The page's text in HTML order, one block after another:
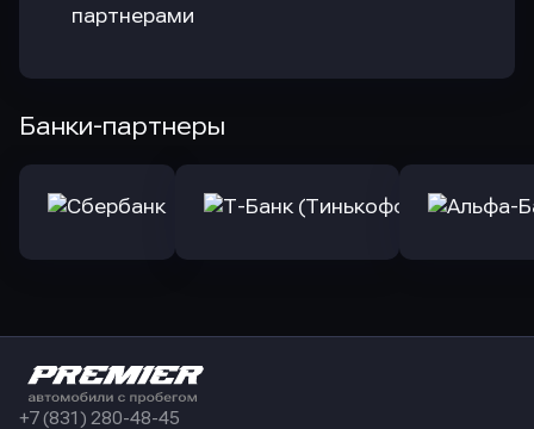
партнерами
Банки-партнеры
+7 (831) 280-48-45